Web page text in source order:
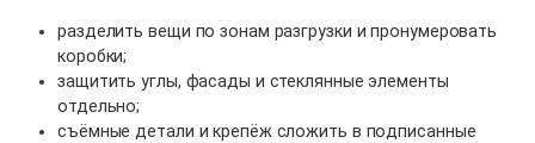
разделить вещи по зонам разгрузки и пронумеровать
коробки;
защитить углы, фасады и стеклянные элементы
отдельно;
съёмные детали и крепёж сложить в подписанные